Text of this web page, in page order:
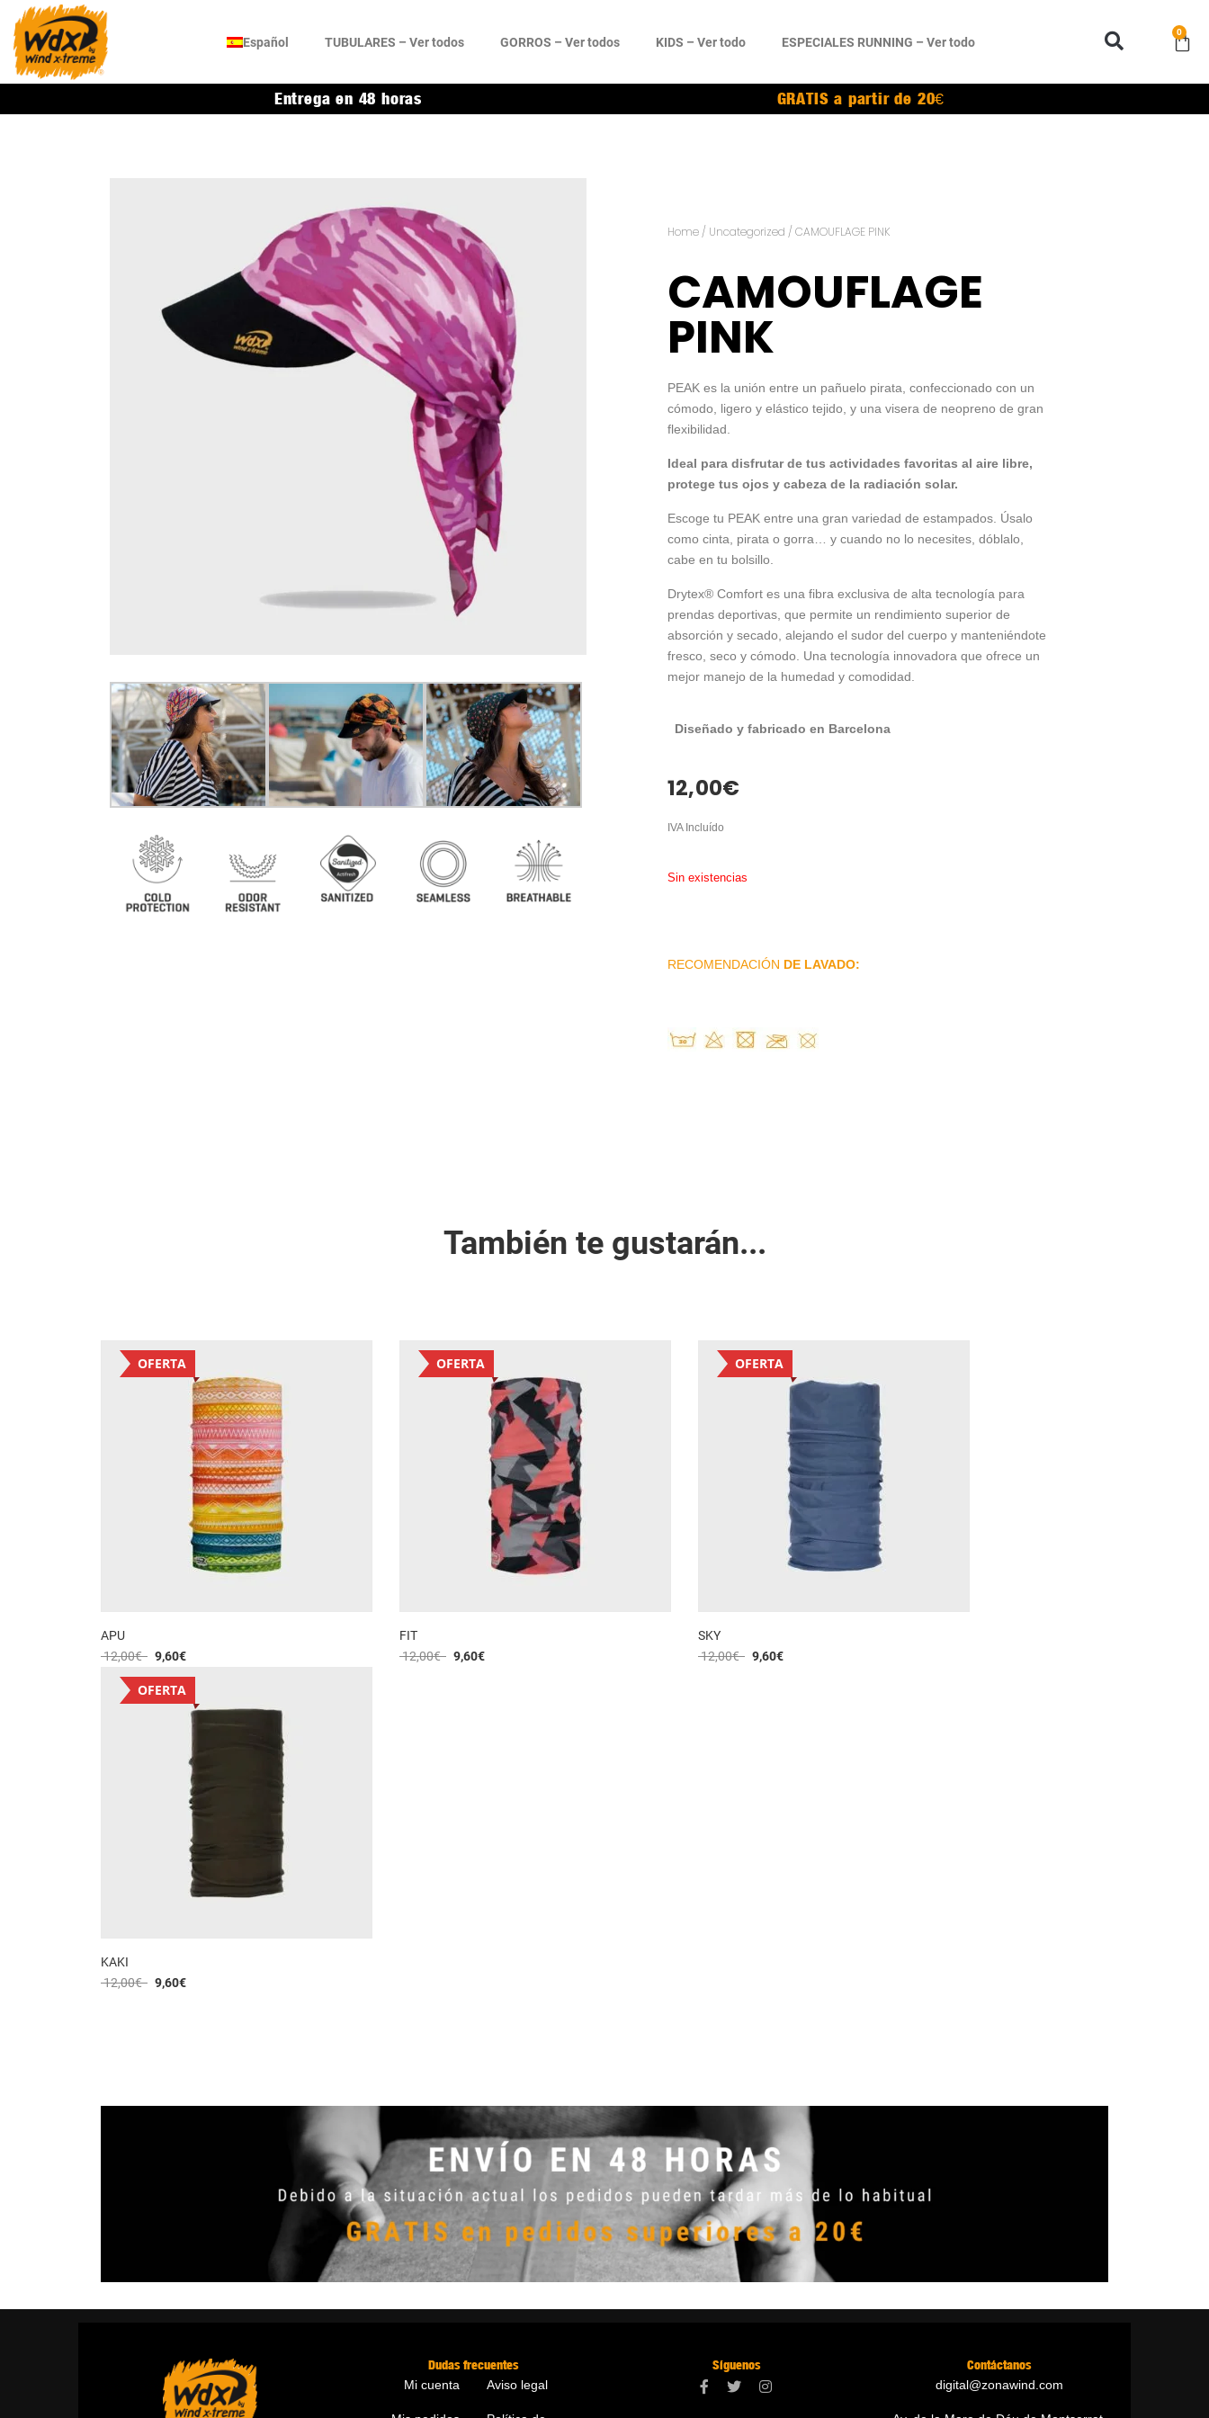
Español TUBULARES – Ver todos GORROS – Ver todos KIDS – Ver todo ESPECIALES RUNNING – Ver todo
0
Entrega en 48 horas GRATIS a partir de 20€
Home / Uncategorized / CAMOUFLAGE PINK
CAMOUFLAGE
PINK
PEAK es la unión entre un pañuelo pirata, confeccionado con un
cómodo, ligero y elástico tejido, y una visera de neopreno de gran
flexibilidad.
Ideal para disfrutar de tus actividades favoritas al aire libre,
protege tus ojos y cabeza de la radiación solar.
Escoge tu PEAK entre una gran variedad de estampados. Úsalo
como cinta, pirata o gorra… y cuando no lo necesites, dóblalo,
cabe en tu bolsillo.
Drytex® Comfort es una fibra exclusiva de alta tecnología para
prendas deportivas, que permite un rendimiento superior de
absorción y secado, alejando el sudor del cuerpo y manteniéndote
fresco, seco y cómodo. Una tecnología innovadora que ofrece un
mejor manejo de la humedad y comodidad.
Diseñado y fabricado en Barcelona
12,00€
IVA Incluído
Sin existencias
RECOMENDACIÓN DE LAVADO:
También te gustarán...
OFERTA
APU
12,00€ 9,60€
OFERTA
FIT
12,00€ 9,60€
OFERTA
SKY
12,00€ 9,60€
OFERTA
KAKI
12,00€ 9,60€
Dudas frecuentes
Mi cuenta Aviso legal
Síguenos Contáctanos
digital@zonawind.com